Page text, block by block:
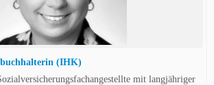
(IHK)
mit langjähriger